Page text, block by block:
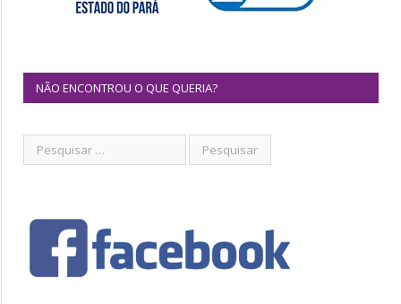
NÃO ENCONTROU O QUE QUERIA?